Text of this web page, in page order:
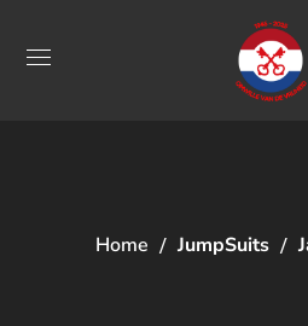
Home JumpSuits